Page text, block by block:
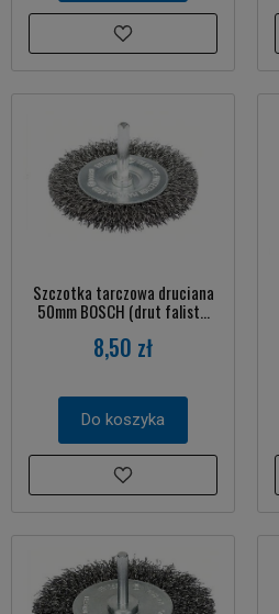
Szczotka tarczowa druciana
50mm BOSCH (drut falist...
8,50 zł
Do koszyka